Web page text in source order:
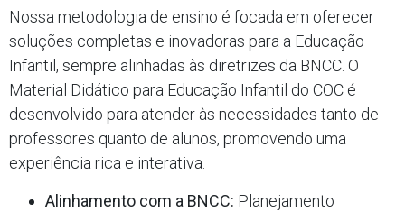
Nossa metodologia de ensino é focada em oferecer
soluções completas e inovadoras para a Educação
Infantil, sempre alinhadas às diretrizes da BNCC. O
Material Didático para Educação Infantil do COC é
desenvolvido para atender às necessidades tanto de
professores quanto de alunos, promovendo uma
experiência rica e interativa.
Alinhamento com a BNCC: Planejamento